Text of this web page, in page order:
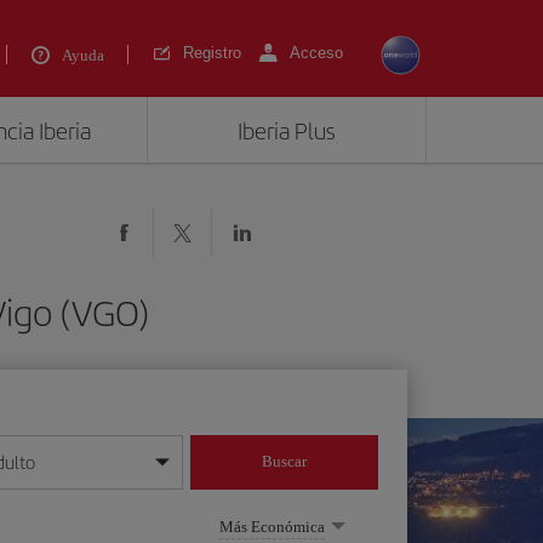
Ayuda Registro Acceso
Iberia Iberia Plus
(VGO)
mes/año
Buscar
Más Económica